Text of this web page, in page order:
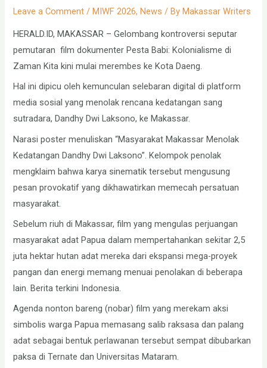
Leave a Comment /MIWF 2026,News / ByMakassar Writers
HERALD.ID, MAKASSAR – Gelombang kontroversi seputar
pemutaran film dokumenter Pesta Babi: Kolonialisme di
Zaman Kita kini mulai merembes ke Kota Daeng.
Hal ini dipicu oleh kemunculan selebaran digital di platform
media sosial yang menolak rencana kedatangan sang
sutradara, Dandhy Dwi Laksono, ke Makassar.
Narasi poster menuliskan “Masyarakat Makassar Menolak
Kedatangan Dandhy Dwi Laksono”. Kelompok penolak
mengklaim bahwa karya sinematik tersebut mengusung
pesan provokatif yang dikhawatirkan memecah persatuan
masyarakat.
Sebelum riuh di Makassar, film yang mengulas perjuangan
masyarakat adat Papua dalam mempertahankan sekitar 2,5
juta hektar hutan adat mereka dari ekspansi mega-proyek
pangan dan energi memang menuai penolakan di beberapa
lain. Berita terkini Indonesia.
Agenda nonton bareng (nobar) film yang merekam aksi
simbolis warga Papua memasang salib raksasa dan palang
adat sebagai bentuk perlawanan tersebut sempat dibubarkan
paksa di Ternate dan Universitas Mataram.